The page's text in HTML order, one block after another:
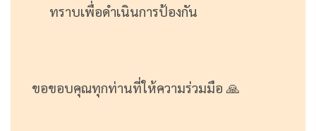
ทราบเพื่อดำเนินการป้องกัน
ขอขอบคุณทุกท่านที่ให้ความร่วมมือ 🙏